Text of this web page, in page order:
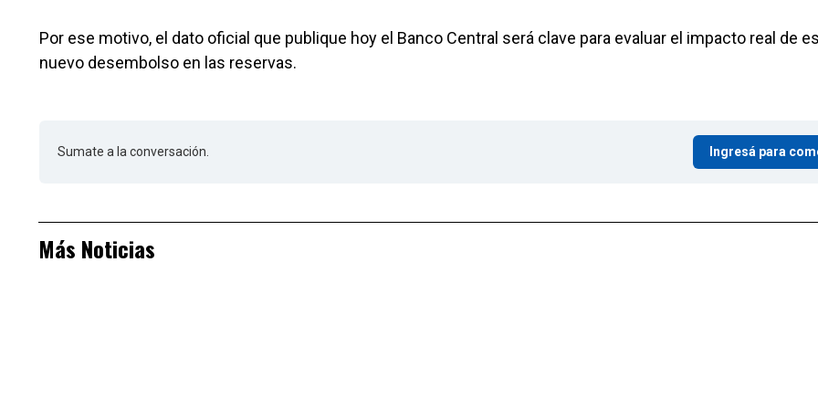
Por ese motivo, el dato oficial que publique hoy el Banco Central será clave para evaluar el impacto real de
nuevo desembolso en las reservas.
Sumate a la conversación. Ingresá para
Más Noticias